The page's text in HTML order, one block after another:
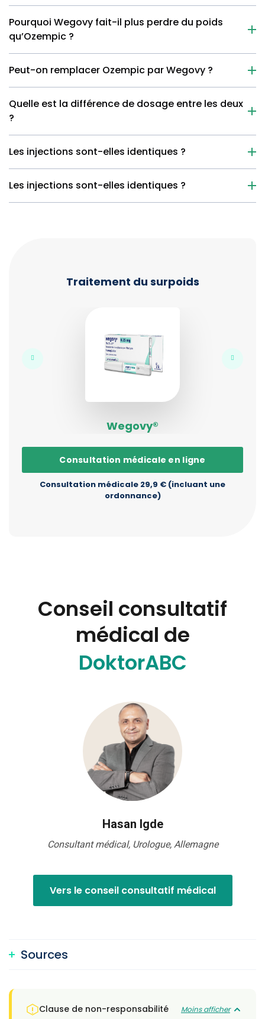
Pourquoi Wegovy fait-il plus perdre du poids
qu’Ozempic ?
Peut-on remplacer Ozempic par Wegovy ?
Quelle est la différence de dosage entre les deux
?
Les injections sont-elles identiques ?
Les injections sont-elles identiques ?
Traitement du surpoids
Wegovy®
Consultation médicale en ligne
Consultation médicale 29,9 € (incluant une
ordonnance)
Conseil consultatif
médical de
DoktorABC
Hasan Igde
Consultant médical, Urologue, Allemagne
Vers le conseil consultatif médical
Sources
Clause de non-responsabilité Moins afficher